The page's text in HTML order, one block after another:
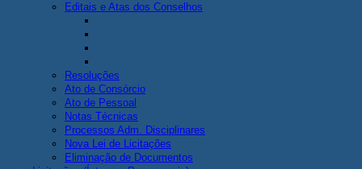
Editais e Atas dos Conselhos
Resoluções
Ato de Consórcio
Ato de Pessoal
Notas Técnicas
Processos Adm. Disciplinares
Nova Lei de Licitações
Eliminação de Documentos